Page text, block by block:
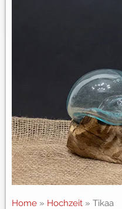
Home » Hochzeit » Tikaa